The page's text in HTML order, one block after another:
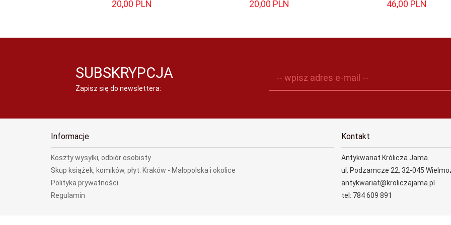
20,00 PLN 20,00 PLN 46,00 PLN
SUBSKRYPCJA
Zapisz się do newslettera:
-- wpisz adres e-mail --
Informacje
Koszty wysyłki, odbiór osobisty
Skup książek, komików, płyt. Kraków - Małopolska i okolice
Polityka prywatności
Regulamin
Kontakt
Antykwariat Królicza Jama
ul. Podzamcze 22, 32-045
antykwariat@kroliczajama.pl
tel: 784 609 891